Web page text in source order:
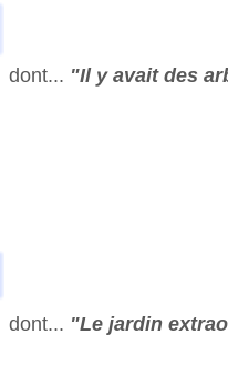
dont... "Il y avait des
dont... "Le jardin